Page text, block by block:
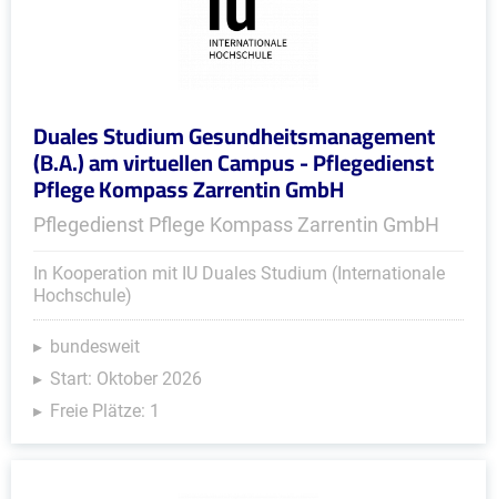
Duales Studium Gesundheitsmanagement
(B.A.) am virtuellen Campus - Pflegedienst
Pflege Kompass Zarrentin GmbH
Pflegedienst Pflege Kompass Zarrentin GmbH
In Kooperation mit IU Duales Studium (Internationale
Hochschule)
bundesweit
Start: Oktober 2026
Freie Plätze: 1